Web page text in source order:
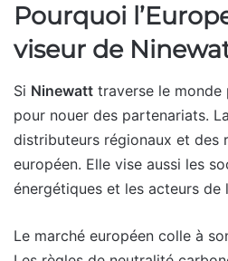
Pourquoi
viseur de
Si Ninewatt traverse le monde
pour nouer des partenariats.
distributeurs régionaux et des
européen. Elle vise aussi les
énergétiques et les acteurs
Le marché européen colle à